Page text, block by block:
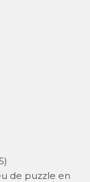
de puzzle en